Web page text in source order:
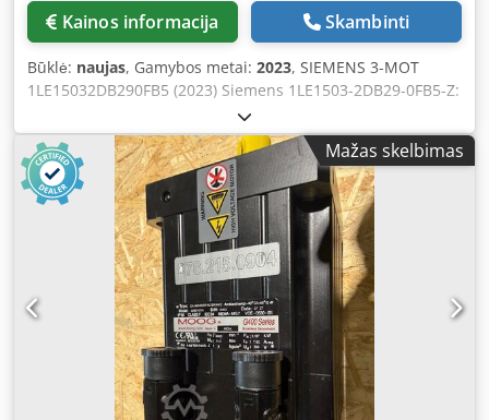
Kainos informacija Skambinti
Būklė: naujas, Gamybos metai: 2023, SIEMENS 3-MOT
1LE15032DB290FB5 (2023) Siemens 1LE1503-2DB29-0FB5-Z:
• 90 kW • 60 Hz • 1788 aps./min. • Montavimo dydis 280M •
IP55 Dsdozr Nkmepfx Aczsck • IE3 • Svoris 690 kg
Mažas skelbimas